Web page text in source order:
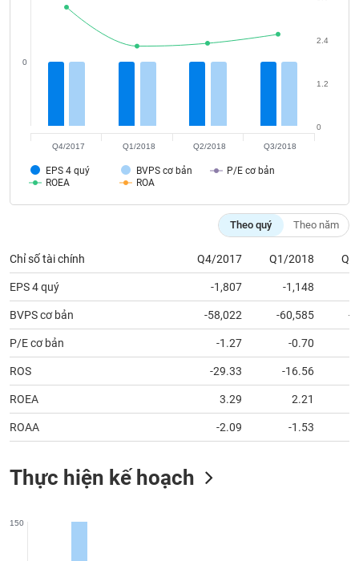
EPS 4 quý BVPS cơ bản
P/E cơ bản
ROEA
ROA
0
0
1.2
2.4
Q4/2017 Q1/2018 Q2/2018 Q3/2018
Theo quý Theo năm
Chỉ số tài chính Q4/2017 Q1/2018
EPS 4 quý -1,807 -1,148
BVPS cơ bản -58,022 -60,585 -
P/E cơ bản -1.27 -0.70
ROS -29.33 -16.56
ROEA 3.29 2.21
ROAA -2.09 -1.53
Thực hiện kế hoạch
150
Công
cụ
Truyền
thông
tài
Dữ
tài
chính